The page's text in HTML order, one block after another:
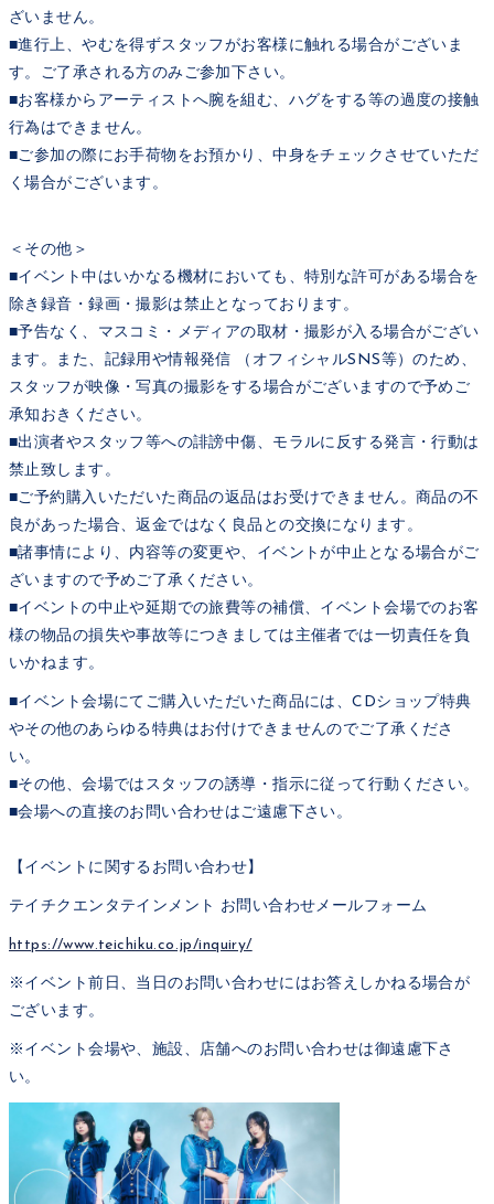
ざいません。
■進行上、やむを得ずスタッフがお客様に触れる場合がございま
す。ご了承される方のみご参加下さい。
■お客様からアーティストへ腕を組む、ハグをする等の過度の接触
行為はできません。
■ご参加の際にお手荷物をお預かり、中身をチェックさせていただ
く場合がございます。
＜その他＞
■イベント中はいかなる機材においても、特別な許可がある場合を
除き録音・録画・撮影は禁止となっております。
■予告なく、マスコミ・メディアの取材・撮影が入る場合がござい
ます。また、記録用や情報発信 （オフィシャルSNS等）のため、
スタッフが映像・写真の撮影をする場合がございますので予めご
承知おきください。
■出演者やスタッフ等への誹謗中傷、モラルに反する発言・行動は
禁止致します。
■ご予約購入いただいた商品の返品はお受けできません。商品の不
良があった場合、返金ではなく良品との交換になります。
■諸事情により、内容等の変更や、イベントが中止となる場合がご
ざいますので予めご了承ください。
■イベントの中止や延期での旅費等の補償、イベント会場でのお客
様の物品の損失や事故等につきましては主催者では一切責任を負
いかねます。
■イベント会場にてご購入いただいた商品には、CDショップ特典
やその他のあらゆる特典はお付けできませんのでご了承くださ
い。
■その他、会場ではスタッフの誘導・指示に従って行動ください。
■会場への直接のお問い合わせはご遠慮下さい。
【イベントに関するお問い合わせ】
テイチクエンタテインメント お問い合わせメールフォーム
https://www.teichiku.co.jp/inquiry/
※イベント前日、当日のお問い合わせにはお答えしかねる場合が
ございます。
※イベント会場や、施設、店舗へのお問い合わせは御遠慮下さ
い。